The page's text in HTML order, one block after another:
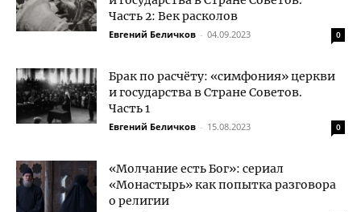
Часть 2: Век расколов
Евгений Беличков - 04.09.2023 0
Брак по расчёту: «симфония» церкви
и государства в Стране Советов.
Часть 1
Евгений Беличков - 15.08.2023 0
«Молчание есть Бог»: сериал
«Монастырь» как попытка разговора
о религии